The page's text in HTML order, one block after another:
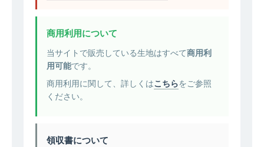
商用利用について
当サイトで販売している生地はすべて商用利
用可能です。
商用利用に関して、詳しくはこちらをご参照
ください。
領収書について